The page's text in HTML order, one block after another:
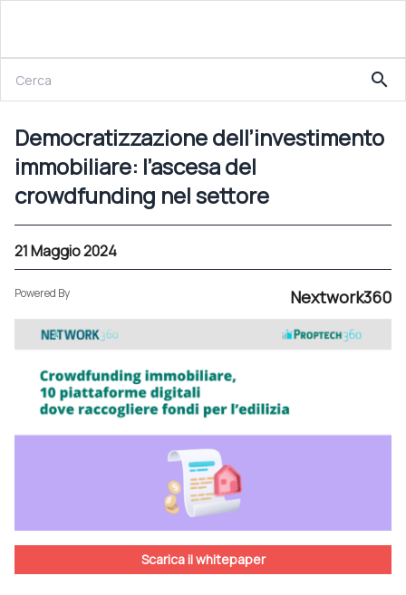
Democratizzazione dell’investimento immobiliare: l’ascesa del crowdfunding nel settore
search
Democratizzazione dell’investimento
immobiliare: l’ascesa del
crowdfunding nel settore
21 Maggio 2024
Powered By Nextwork360
Scarica il whitepaper